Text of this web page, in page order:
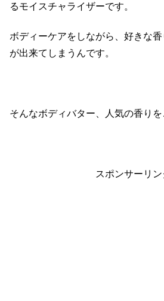
るモイスチャライザーです。
ボディーケアをしながら、好きな
が出来てしまうんです。
そんなボディバター、人気の香りを
スポンサーリン